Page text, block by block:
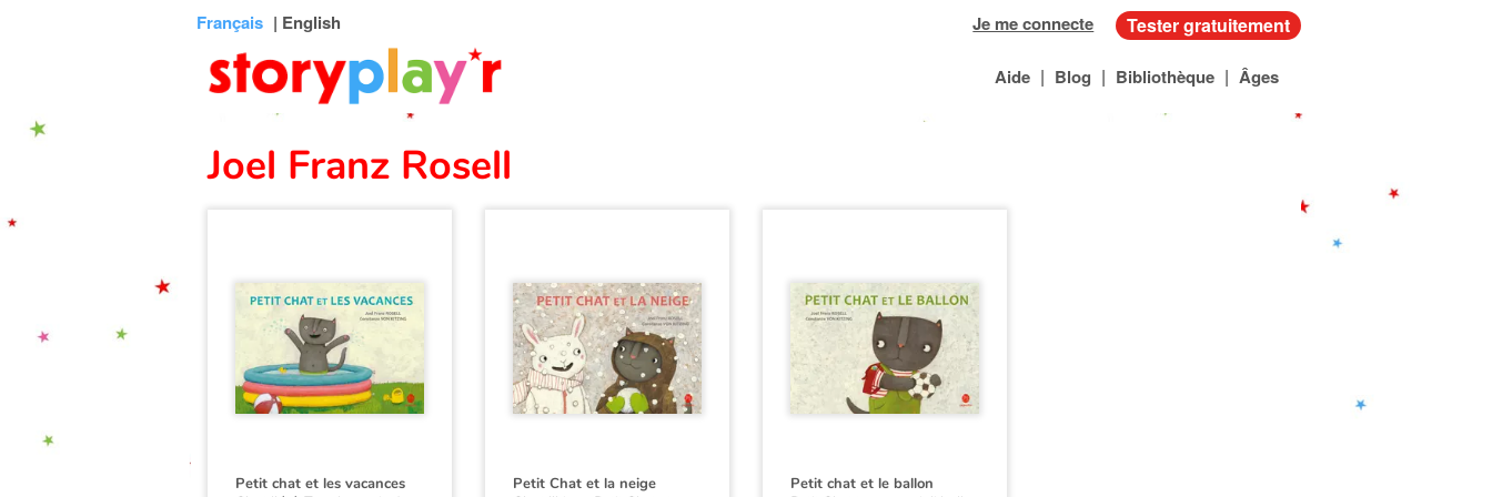
Français | English Je me connecte Tester gratuitement
Aide | Blog | Bibliothèque | Âges
Joel Franz Rosell
Petit chat et les vacances
Petit Chat et la neige
Petit chat et le ballon